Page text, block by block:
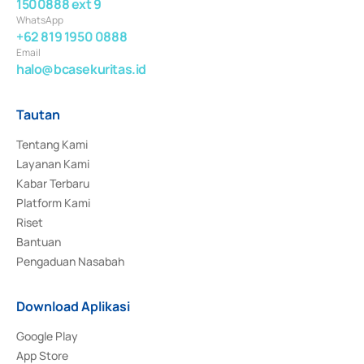
1500888 ext 9
WhatsApp
+62 819 1950 0888
Email
halo@bcasekuritas.id
Tautan
Tentang Kami
Layanan Kami
Kabar Terbaru
Platform Kami
Riset
Bantuan
Pengaduan Nasabah
Download Aplikasi
Google Play
App Store